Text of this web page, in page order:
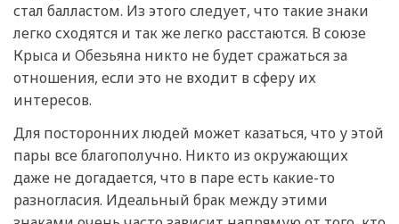
стал балластом. Из этого следует, что такие знаки
легко сходятся и так же легко расстаются. В союзе
Крыса и Обезьяна никто не будет сражаться за
отношения, если это не входит в сферу их
интересов.
Для посторонних людей может казаться, что у этой
пары все благополучно. Никто из окружающих
даже не догадается, что в паре есть какие-то
разногласия. Идеальный брак между этими